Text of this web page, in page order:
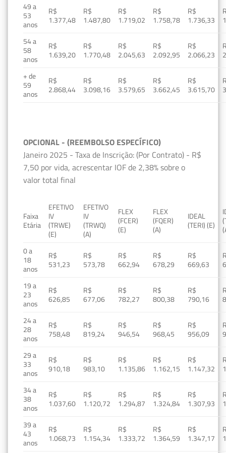
49 a
53
anos
R$
1.377,48
R$
1.487,80
R$
1.719,02
R$
1.758,78
R$
1.736,33
54 a
58
anos
R$
1.639,20
R$
1.770,48
R$
2.045,63
R$
2.092,95
R$
2.066,23
+ de
59
anos
R$
2.868,44
R$
3.098,16
R$
3.579,65
R$
3.662,45
R$
3.615,70
OPCIONAL - (REEMBOLSO ESPECÍFICO)
Janeiro 2025 - Taxa de Inscrição: (Por Contrato) - R$
7,50 por vida, acrescentar IOF de 2,38% sobre o
valor total final
Faixa
Etária
EFETIVO
IV
(TRWE)
(E)
EFETIVO
IV
(TRWQ)
(A)
FLEX
(FCER)
(E)
FLEX
(FQER)
(A)
IDEAL
(TERI) (E)
0 a
18
anos
R$
531,23
R$
573,78
R$
662,94
R$
678,29
R$
669,63
19 a
23
anos
R$
626,85
R$
677,06
R$
782,27
R$
800,38
R$
790,16
24 a
28
anos
R$
758,48
R$
819,24
R$
946,54
R$
968,45
R$
956,09
29 a
33
anos
R$
910,18
R$
983,10
R$
1.135,86
R$
1.162,15
R$
1.147,32
34 a
38
anos
R$
1.037,60
R$
1.120,72
R$
1.294,87
R$
1.324,84
R$
1.307,93
39 a
43
anos
R$
1.068,73
R$
1.154,34
R$
1.333,72
R$
1.364,59
R$
1.347,17